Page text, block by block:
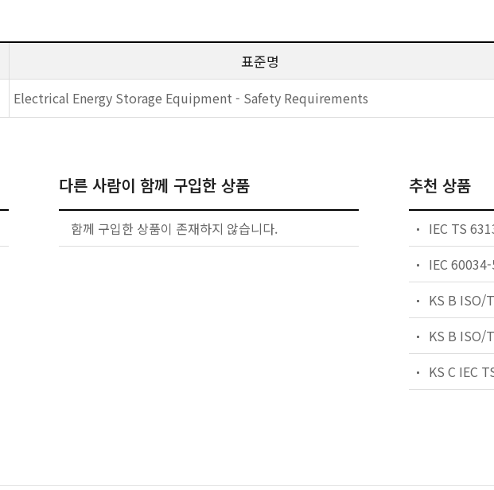
표준명
Electrical Energy Storage Equipment - Safety Requirements
다른 사람이 함께 구입한 상품
함께 구입한 상품이 존재하지 않습니다.
추천 상품